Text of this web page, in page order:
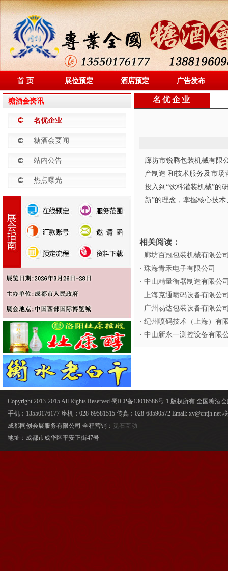
首 页 展位预定 酒店预定 广告发布
糖酒会资讯
名优企业
糖酒会要闻
站内公告
热点曝光
名优企业
廊坊市锐腾包装机械有限
产制造 和技术服务及市
投入到“饮料灌装机械”的
新”的理念，掌握核心技
相关阅读：
· 廊坊百冠包装机械有限公
· 珠海青禾电子有限公司
· 中山精量衡器制造有限公
· 上海克通喷码设备有限公
· 广州易达包装设备有限公
· 纪州喷码技术（上海）有
· 中山新永一测控设备有限
Copyright 2013-2015 All Rights Reserved 蜀ICP备13016586号-1 版权所有 全国糖酒
手机：13550176177 座机：028-69581515 传真：028-68590572 Email: xy@cntjh.net
成都同创会展服务有限公司 全程营销： 觅石互动
地址：成都市成华区平安正街47号